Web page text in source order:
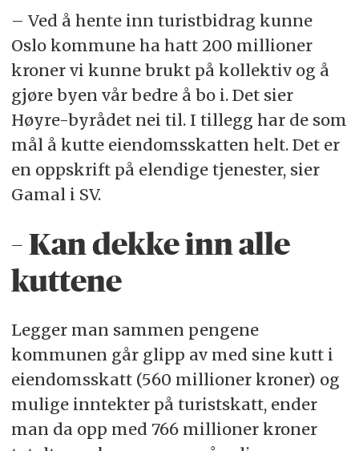
– Ved å hente inn turistbidrag kunne
Oslo kommune ha hatt 200 millioner
kroner vi kunne brukt på kollektiv og å
gjøre byen vår bedre å bo i. Det sier
Høyre-byrådet nei til. I tillegg har de som
mål å kutte eiendomsskatten helt. Det er
en oppskrift på elendige tjenester, sier
Gamal i SV.
– Kan dekke inn alle
kuttene
Legger man sammen pengene
kommunen går glipp av med sine kutt i
eiendomsskatt (560 millioner kroner) og
mulige inntekter på turistskatt, ender
man da opp med 766 millioner kroner